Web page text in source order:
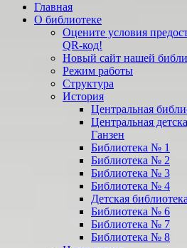
вверх
Главная
О библиотеке
Оцените условия
QR-код!
Новый сайт нашей
Режим работы
Структура
История
Центральная
Центральная
Ганзен
Библиотека № 1
Библиотека № 2
Библиотека № 3
Библиотека № 4
Детская
Библиотека № 6
Библиотека № 7
Библиотека № 8